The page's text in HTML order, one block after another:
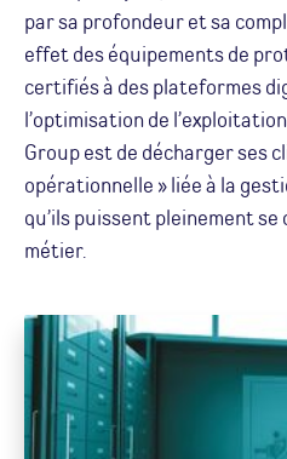
par sa profondeur et sa
effet des équipements de
certifiés à des plateformes
l’optimisation de
Group est de décharger ses
opérationnelle » liée à la
qu’ils puissent pleinement
métier.